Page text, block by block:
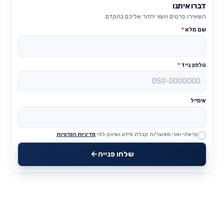
דברו איתנו
השאירו פרטים ויועץ יחזור אליכם בהקדם.
שם מלא*
טלפון נייד *
אימייל
Website
קראתי ואני מאשר/ת קבלת מידע ושיווק לפי מדיניות הפרטיות
שלחו פנייה